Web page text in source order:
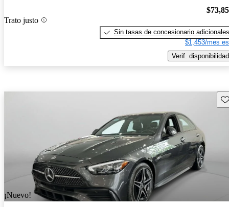
Trato justo
Sin tasas de concesionario adicionales
$1,453/mes
Verif. disponibilidad
¡Nuevo!